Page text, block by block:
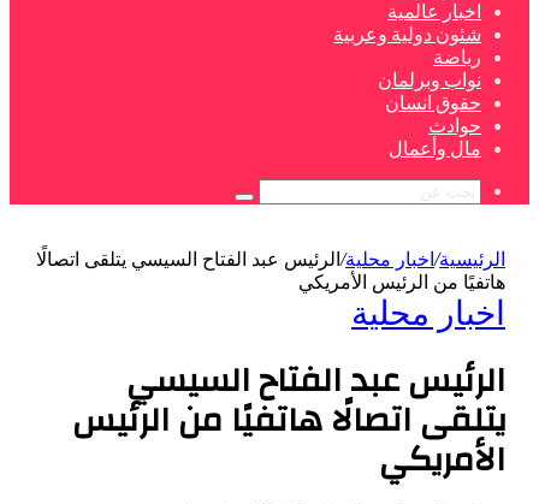
اخبار عالمية
شئون دولية وعربية
رياضة
نواب وبرلمان
حقوق انسان
حوادث
مال وأعمال
بحث
الرئيسية/ اخبار محلية/ الرئيس عبد الفتاح السيسي يتلقى اتصالًا
هاتفيًا من الرئيس الأمريكي
اخبار محلية
الرئيس عبد الفتاح السيسي
يتلقى اتصالًا هاتفيًا من الرئيس
الأمريكي